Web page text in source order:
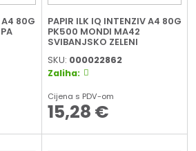
PAPIR ILK IQ INTENZIV A4 80G
PK500 MONDI MA42
SVIBANJSKO ZELENI
SKU: 000022862
Zaliha:
Cijena s PDV-om
15,28 €